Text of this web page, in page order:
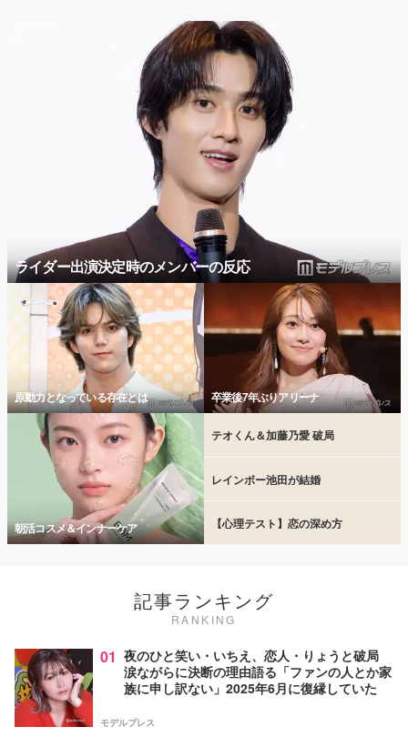
ライダー出演決定時のメンバーの反応
原動力となっている存在とは 卒業後7年ぶりアリーナ
朝活コスメ＆インナーケア
テオくん＆加藤乃愛 破局
レインボー池田が結婚
【心理テスト】恋の深め方
記事ランキング
RANKING
01 夜のひと笑い・いちえ、恋人・りょうと破局
涙ながらに決断の理由語る「ファンの人とか家
族に申し訳ない」2025年6月に復縁していた
モデルプレス